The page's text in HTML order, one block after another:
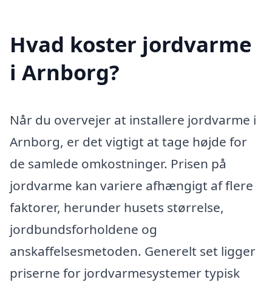
Hvad koster jordvarme
i Arnborg?
Når du overvejer at installere jordvarme i
Arnborg, er det vigtigt at tage højde for
de samlede omkostninger. Prisen på
jordvarme kan variere afhængigt af flere
faktorer, herunder husets størrelse,
jordbundsforholdene og
anskaffelsesmetoden. Generelt set ligger
priserne for jordvarmesystemer typisk